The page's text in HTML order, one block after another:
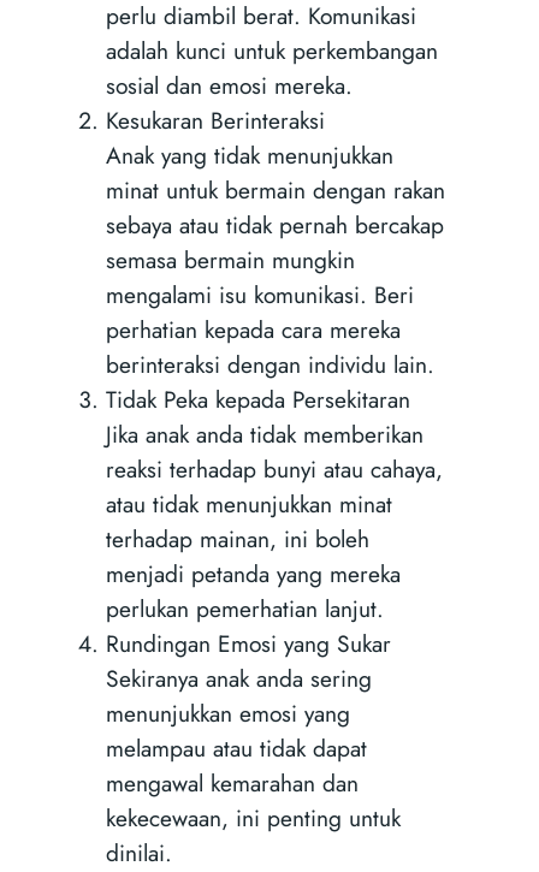
perlu diambil berat. Komunikasi
adalah kunci untuk perkembangan
sosial dan emosi mereka.
Kesukaran Berinteraksi
Anak yang tidak menunjukkan
minat untuk bermain dengan rakan
sebaya atau tidak pernah bercakap
semasa bermain mungkin
mengalami isu komunikasi. Beri
perhatian kepada cara mereka
berinteraksi dengan individu lain.
Tidak Peka kepada Persekitaran
Jika anak anda tidak memberikan
reaksi terhadap bunyi atau cahaya,
atau tidak menunjukkan minat
terhadap mainan, ini boleh
menjadi petanda yang mereka
perlukan pemerhatian lanjut.
Rundingan Emosi yang Sukar
Sekiranya anak anda sering
menunjukkan emosi yang
melampau atau tidak dapat
mengawal kemarahan dan
kekecewaan, ini penting untuk
dinilai.